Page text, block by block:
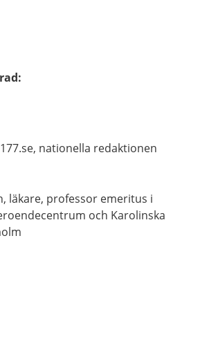
:
nationella redaktionen
läkare, professor emeritus i
och Karolinska